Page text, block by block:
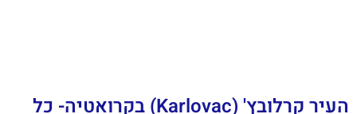
העיר קרלובץ' (Karlovac) בקרואטיה- כל